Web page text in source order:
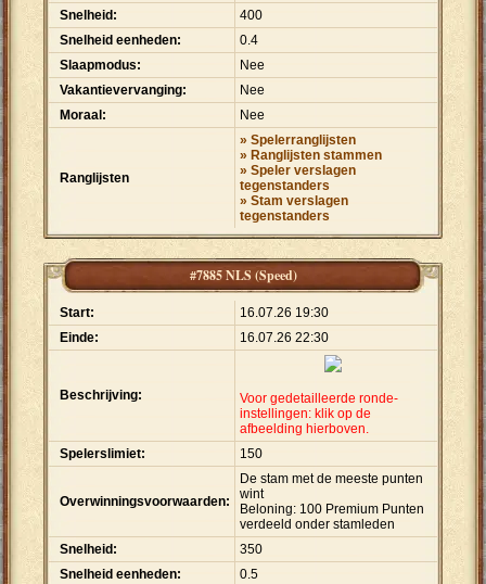
Snelheid:
400
Snelheid eenheden:
0.4
Slaapmodus:
Nee
Vakantievervanging:
Nee
Moraal:
Nee
Ranglijsten
» Spelerranglijsten
» Ranglijsten stammen
» Speler verslagen
tegenstanders
» Stam verslagen
tegenstanders
#7885 NLS (Speed)
Start:
16.07.26 19:30
Einde:
16.07.26 22:30
Beschrijving:
Voor gedetailleerde ronde-
instellingen: klik op de
afbeelding hierboven.
Spelerslimiet:
150
Overwinningsvoorwaarden:
De stam met de meeste punten
wint
Beloning: 100 Premium Punten
verdeeld onder stamleden
Snelheid:
350
Snelheid eenheden:
0.5